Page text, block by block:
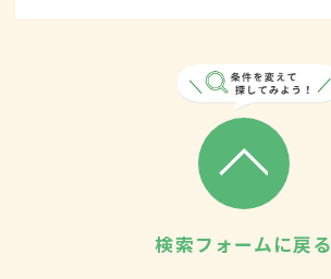
検索フォームに戻る